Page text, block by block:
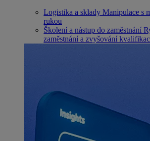
Logistika a sklady Manipulace s
rukou
Školení a nástup do zaměstnání
zaměstnání a zvyšování